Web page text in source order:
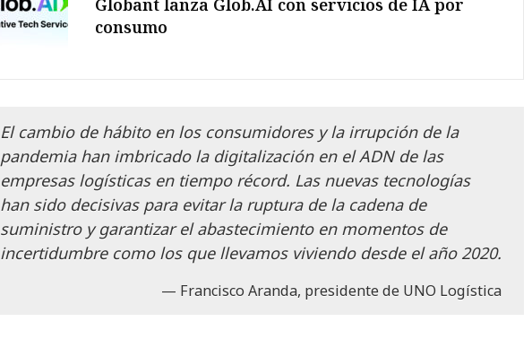
consumo
El cambio de hábito en los consumidores y la irrupción de la
pandemia han imbricado la digitalización en el ADN de las
empresas logísticas en tiempo récord. Las nuevas tecnologías
han sido decisivas para evitar la ruptura de la cadena de
suministro y garantizar el abastecimiento en momentos de
incertidumbre como los que llevamos viviendo desde el año 2020.
Francisco Aranda, presidente de UNO Logística